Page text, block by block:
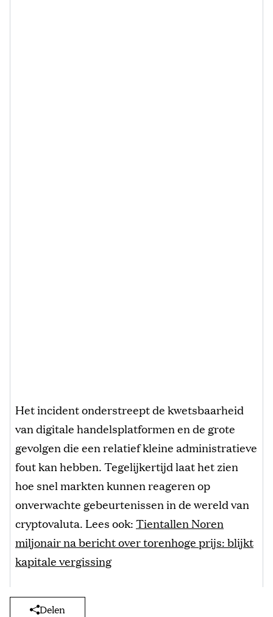
Het incident onderstreept de kwetsbaarheid
van digitale handelsplatformen en de grote
gevolgen die een relatief kleine administratieve
fout kan hebben. Tegelijkertijd laat het zien
hoe snel markten kunnen reageren op
onverwachte gebeurtenissen in de wereld van
cryptovaluta. Lees ook:Tientallen Noren
miljonair na bericht over torenhoge prijs: blijkt
kapitale vergissing
Delen